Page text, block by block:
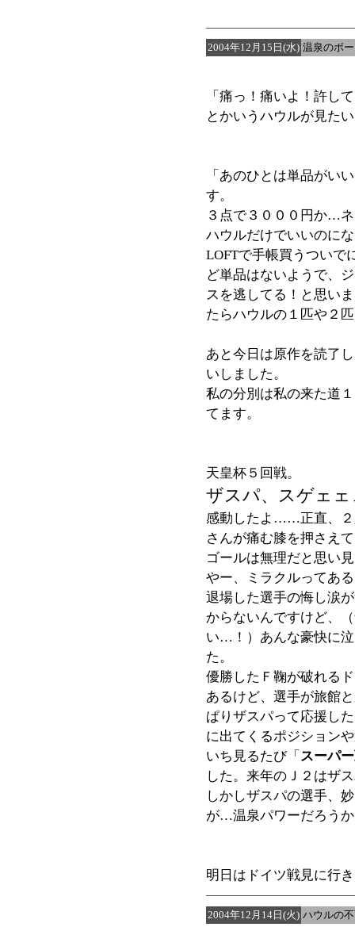
2004年12月15日(水) 温泉のボ
「痛っ！痛いよ！許し
とかいうハウルが見た
「あのひとは単品がい
す。
３点で３０００円か…
ハウルだけでいいのに
LOFTで手帳買うついで
ど単品はないようで、
スを逃してる！と思い
たらハウルの１匹や２
あと今日は原作を読了
いしました。
私の分別は私の来た道
てます。
天皇杯５回戦。
ザスパ、スゲェェ
感動したよ……正直、２
さんが痛む膝を押さえ
ゴールは無理だと思い
やー、ミラクルってあ
退場した選手の悔し涙
からないんですけど、
い…！）あんな豪快に
た。
優勝したＦ鞠が破れる
あるけど、選手が旅館
ぱりザスパって応援し
に出てくるポジション
いち見るたび「 スーパ
した。来年のＪ２はザ
しかしザスパの選手、
が…温泉パワーだろう
明日はドイツ戦見に行
2004年12月14日(火) ハウルの